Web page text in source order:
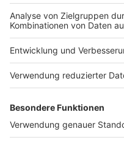
Impressum
Das Band-ABC
Jobs
Archiv